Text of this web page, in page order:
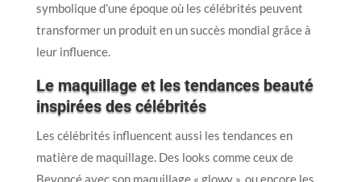
symbolique d’une époque où les célébrités peuvent
transformer un produit en un succès mondial grâce à
leur influence.
Le maquillage et les tendances beauté
inspirées des célébrités
Les célébrités influencent aussi les tendances en
matière de maquillage. Des looks comme ceux de
Beyoncé avec son maquillage « glowy », ou encore les